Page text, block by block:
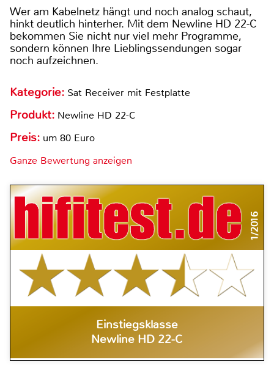
Wer am Kabelnetz hängt und noch analog schaut,
hinkt deutlich hinterher. Mit dem Newline HD 22-C
bekommen Sie nicht nur viel mehr Programme,
sondern können Ihre Lieblingssendungen sogar
noch aufzeichnen.
Kategorie: Sat Receiver mit Festplatte
Produkt: Newline HD 22-C
Preis: um 80 Euro
Ganze Bewertung anzeigen
1/2016
Einstiegsklasse
Newline HD 22-C